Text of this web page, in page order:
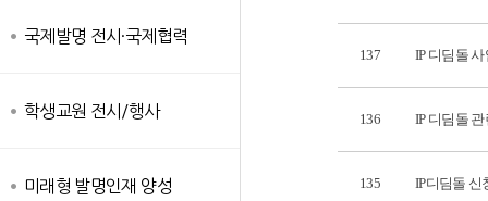
국제발명 전시·국제협력
학생교원 전시/행사
미래형 발명인재 양성
137 IP 디딤돌
136 IP 디딤돌
135 IP디딤돌 신